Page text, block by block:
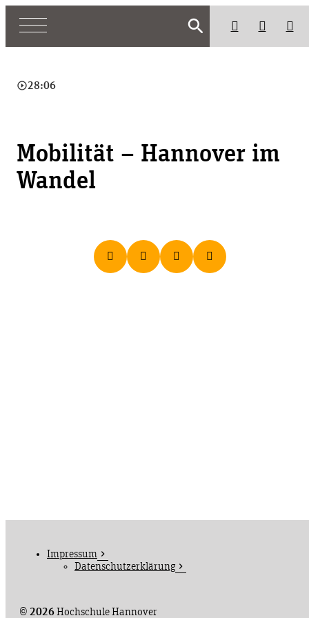
search
play_circle_outline28:06
Mobilität – Hannover im
Wandel
© 2026Hochschule Hannover
Impressum
Datenschutzerklärung